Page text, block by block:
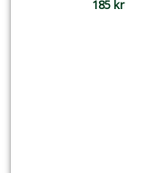
185 kr